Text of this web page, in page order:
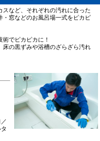
など、それぞれの汚れに合った
窓などのお風呂場一式をピカピ
でピカピカに！
床の黒ずみや浴槽のざらざら汚れ